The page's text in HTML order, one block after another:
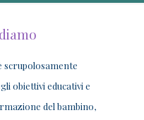
scrupolosamente
obiettivi educativi e
del bambino,